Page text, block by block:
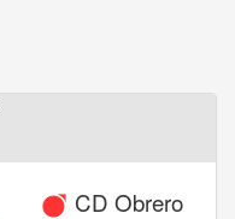
CD Obrero